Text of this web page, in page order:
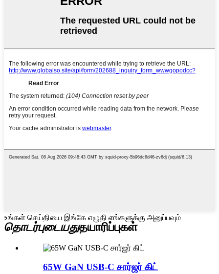
உங்கள் செய்தியை இங்கே எழுதி எங்களுக்கு அனுப்பவும்
தொடர்புடையதுதயாரிப்புகள்
65W GaN USB-C சார்ஜர் கிட்